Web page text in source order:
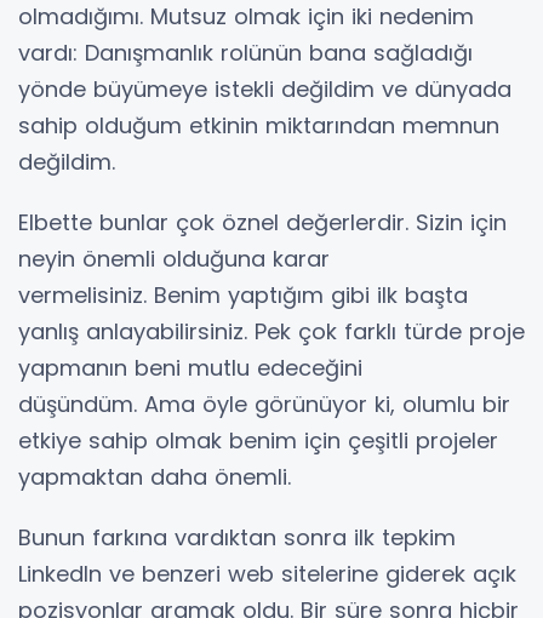
olmadığımı. Mutsuz olmak için iki nedenim
vardı: Danışmanlık rolünün bana sağladığı
yönde büyümeye istekli değildim ve dünyada
sahip olduğum etkinin miktarından memnun
değildim.
Elbette bunlar çok öznel değerlerdir. Sizin için
neyin önemli olduğuna karar
vermelisiniz. Benim yaptığım gibi ilk başta
yanlış anlayabilirsiniz. Pek çok farklı türde proje
yapmanın beni mutlu edeceğini
düşündüm. Ama öyle görünüyor ki, olumlu bir
etkiye sahip olmak benim için çeşitli projeler
yapmaktan daha önemli.
Bunun farkına vardıktan sonra ilk tepkim
LinkedIn ve benzeri web sitelerine giderek açık
pozisyonlar aramak oldu. Bir süre sonra hiçbir